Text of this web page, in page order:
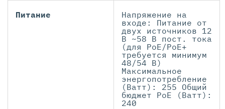
Питание
Напряжение на
входе: Питание от
двух источников 12
В ~58 В пост. тока
(для PoE/PoE+
требуется минимум
48/54 В)
Максимальное
энергопотребление
(Ватт): 255 Общий
бюджет PoE (Ватт):
240